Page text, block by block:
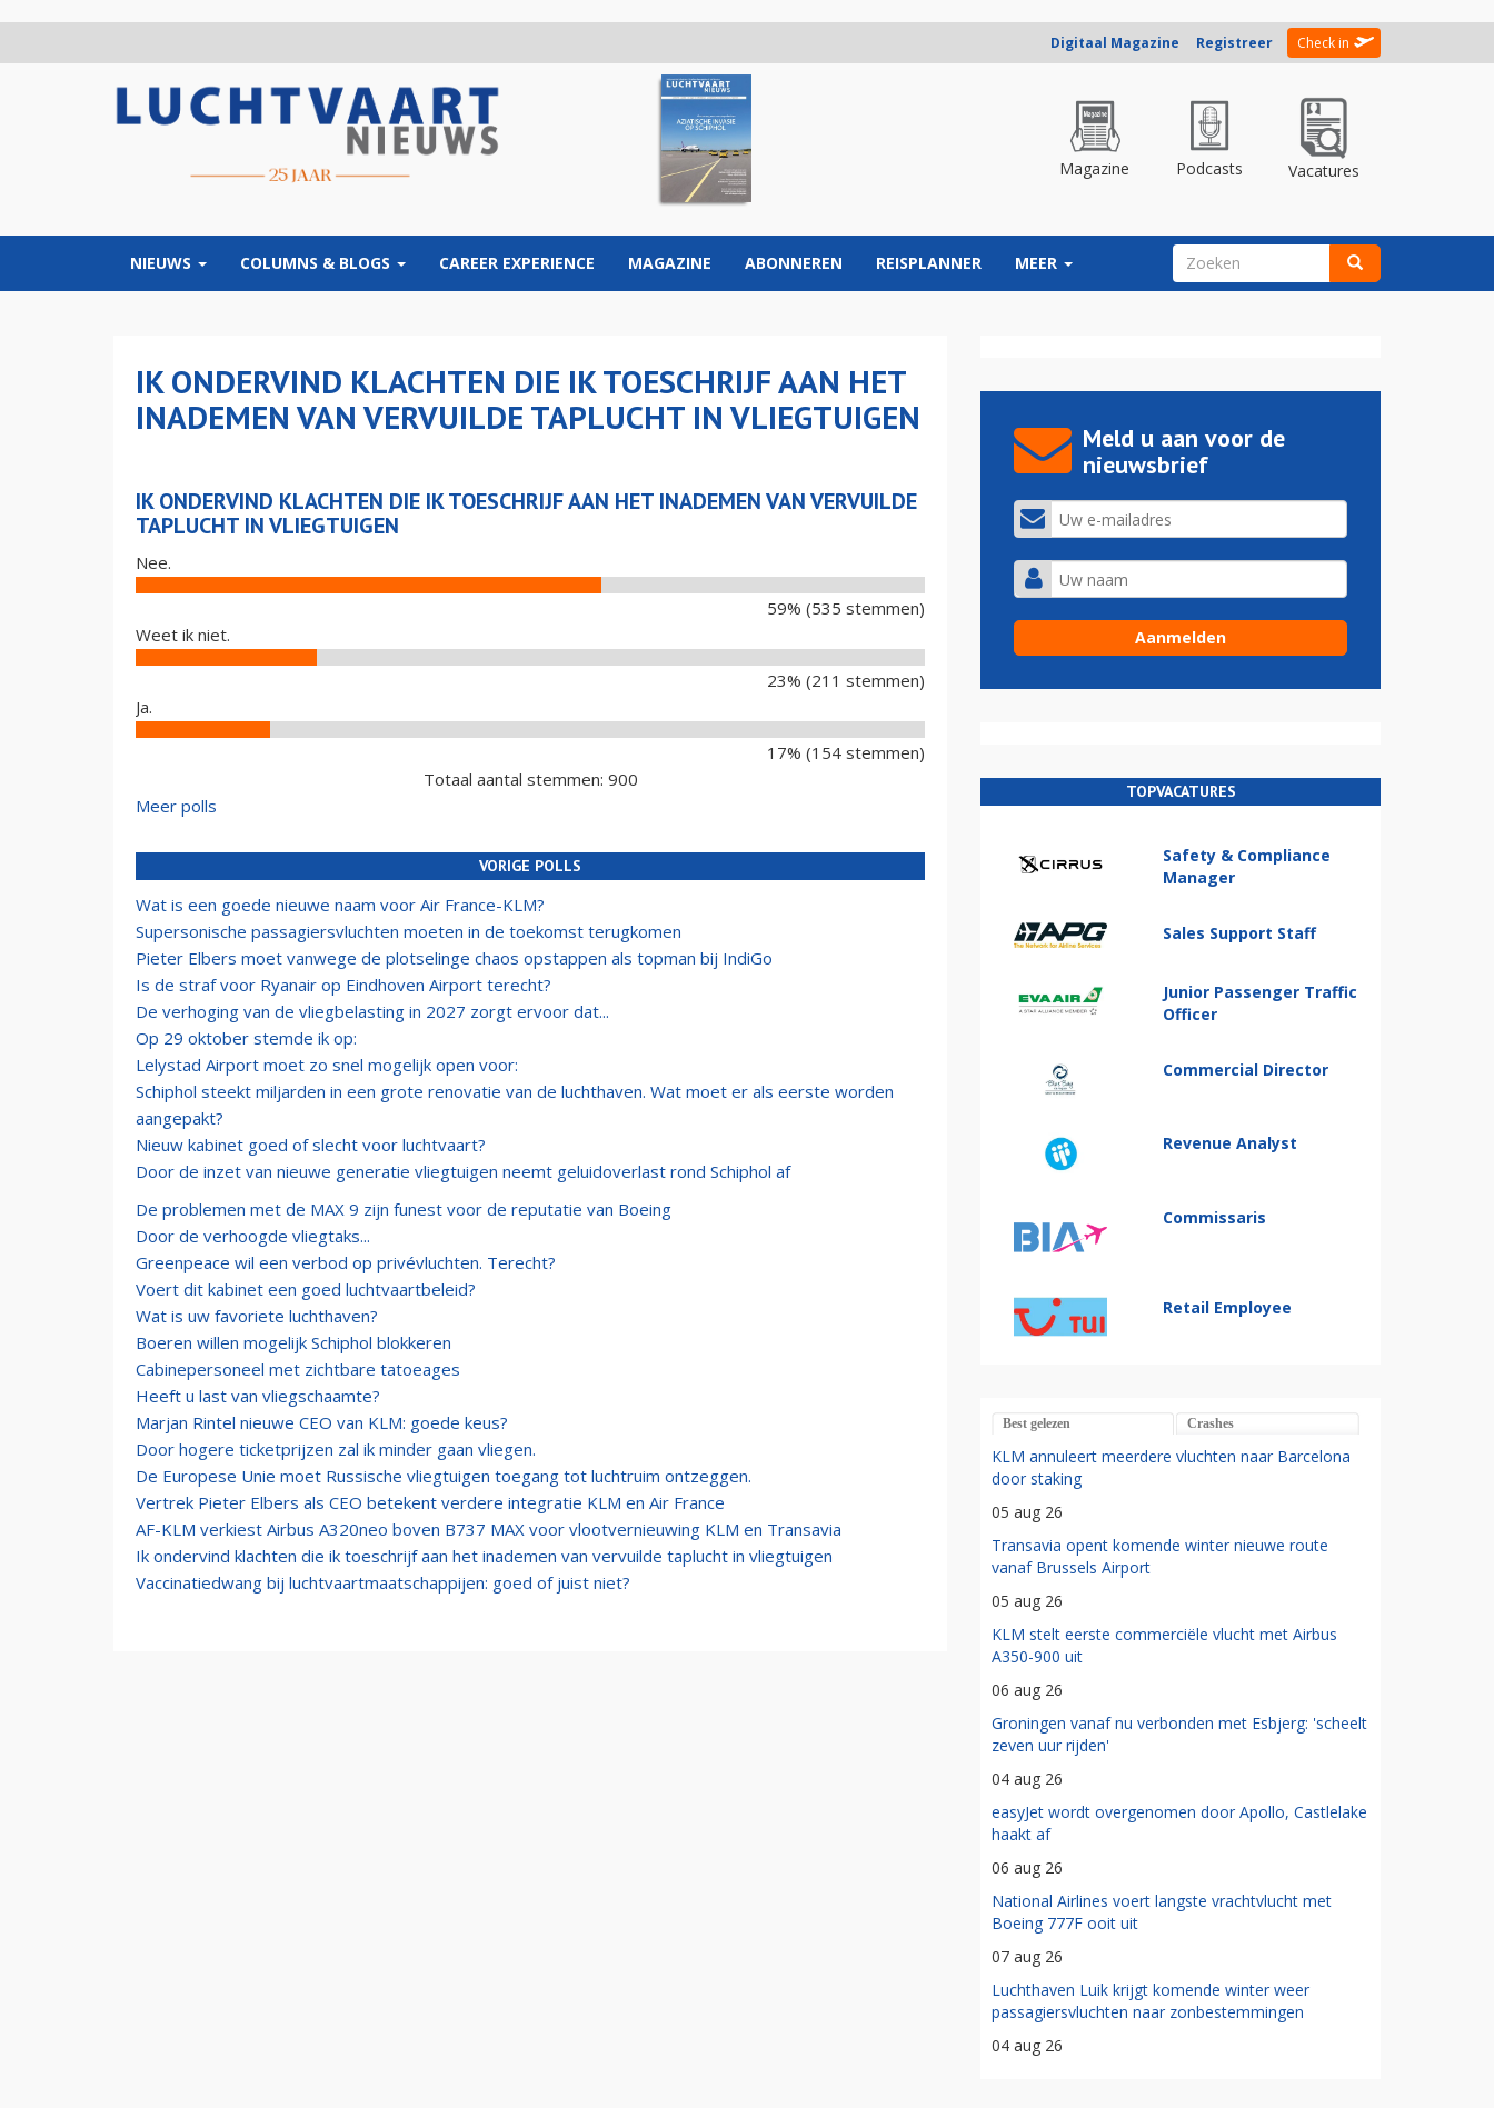
Digitaal Magazine Registreer Check in
Magazine Podcasts Vacatures
NIEUWS COLUMNS & BLOGS CAREER EXPERIENCE MAGAZINE ABONNEREN REISPLANNER MEER ZOEKVELD
IK ONDERVIND KLACHTEN DIE IK TOESCHRIJF AAN HET
INADEMEN VAN VERVUILDE TAPLUCHT IN VLIEGTUIGEN
IK ONDERVIND KLACHTEN DIE IK TOESCHRIJF AAN HET INADEMEN VAN VERVUILDE
TAPLUCHT IN VLIEGTUIGEN
Nee.
59% (535 stemmen)
Weet ik niet.
23% (211 stemmen)
Ja.
17% (154 stemmen)
Totaal aantal stemmen: 900
Meer polls
VORIGE POLLS
Wat is een goede nieuwe naam voor Air France-KLM?
Supersonische passagiersvluchten moeten in de toekomst terugkomen
Pieter Elbers moet vanwege de plotselinge chaos opstappen als topman bij IndiGo
Is de straf voor Ryanair op Eindhoven Airport terecht?
De verhoging van de vliegbelasting in 2027 zorgt ervoor dat...
Op 29 oktober stemde ik op:
Lelystad Airport moet zo snel mogelijk open voor:
Schiphol steekt miljarden in een grote renovatie van de luchthaven. Wat moet er als eerste worden
aangepakt?
Nieuw kabinet goed of slecht voor luchtvaart?
Door de inzet van nieuwe generatie vliegtuigen neemt geluidoverlast rond Schiphol af
De problemen met de MAX 9 zijn funest voor de reputatie van Boeing
Door de verhoogde vliegtaks...
Greenpeace wil een verbod op privévluchten. Terecht?
Voert dit kabinet een goed luchtvaartbeleid?
Wat is uw favoriete luchthaven?
Boeren willen mogelijk Schiphol blokkeren
Cabinepersoneel met zichtbare tatoeages
Heeft u last van vliegschaamte?
Marjan Rintel nieuwe CEO van KLM: goede keus?
Door hogere ticketprijzen zal ik minder gaan vliegen.
De Europese Unie moet Russische vliegtuigen toegang tot luchtruim ontzeggen.
Vertrek Pieter Elbers als CEO betekent verdere integratie KLM en Air France
AF-KLM verkiest Airbus A320neo boven B737 MAX voor vlootvernieuwing KLM en Transavia
Ik ondervind klachten die ik toeschrijf aan het inademen van vervuilde taplucht in vliegtuigen
Vaccinatiedwang bij luchtvaartmaatschappijen: goed of juist niet?
Meld u aan voor de
nieuwsbrief
TOPVACATURES
Safety & Compliance
Manager
Sales Support Staff
Junior Passenger Traffic
Officer
Commercial Director
Revenue Analyst
Commissaris
Retail Employee
Best gelezen Crashes
KLM annuleert meerdere vluchten naar Barcelona
door staking
05 aug 26
Transavia opent komende winter nieuwe route
vanaf Brussels Airport
05 aug 26
KLM stelt eerste commerciële vlucht met Airbus
A350-900 uit
06 aug 26
Groningen vanaf nu verbonden met Esbjerg: 'scheelt
zeven uur rijden'
04 aug 26
easyJet wordt overgenomen door Apollo, Castlelake
haakt af
06 aug 26
National Airlines voert langste vrachtvlucht met
Boeing 777F ooit uit
07 aug 26
Luchthaven Luik krijgt komende winter weer
passagiersvluchten naar zonbestemmingen
04 aug 26